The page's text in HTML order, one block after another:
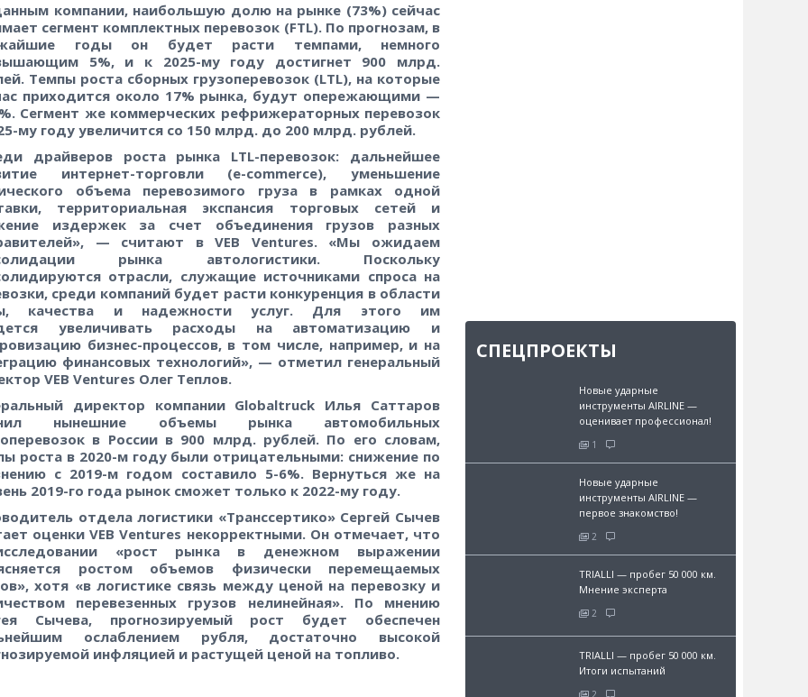
компании, наибольшую долю на рынке (73%) сейчас
сегмент комплектных перевозок (FTL). По прогнозам, в
годы он будет расти темпами, немного
5%, и к 2025-му году достигнет 900
млрд.
Темпы роста сборных грузоперевозок (LTL), на которые
приходится около 17% рынка, будут опережающими —
Сегмент же коммерческих рефрижераторных перевозок
му году увеличится со 150 млрд. до 200 млрд. рублей.
драйверов роста рынка LTL-перевозок: дальнейшее
интернет-торговли (e-commerce), уменьшение
объема перевозимого груза в рамках одной
территориальная экспансия торговых сетей и
издержек за счет объединения грузов разных
— считают в VEB
Ventures. «Мы ожидаем
рынка автологиcтики. Поскольку
отрасли, служащие источниками спроса на
среди компаний будет расти конкуренция в области
качества и надежности услуг. Для этого им
увеличивать расходы на автоматизацию и
бизнес-процессов, в том числе, например, и на
финансовых технологий», — отметил генеральный
VEB Ventures Олег Теплов.
директор компании Globaltruck Илья Саттаров
нынешние объемы рынка автомобильных
в России в 900 млрд. рублей. По его словам,
роста в 2020-м году были отрицательными: снижение по
с 2019-м годом составило 5-6%. Вернуться же на
2019-го года рынок сможет только к 2022-му году.
отдела логистики «Транссертико» Сергей Сычев
оценки VEB Ventures некорректными. Он отмечает, что
«рост рынка в денежном выражении
ростом объемов физически перемещаемых
хотя «в логистике связь между ценой на перевозку и
перевезенных грузов нелинейная». По мнению
Сычева, прогнозируемый рост будет обеспечен
ослаблением рубля, достаточно высокой
инфляцией и растущей ценой на топливо.
СПЕЦПРОЕКТЫ
Новые ударные
инструменты AIRLINE —
оценивает профессионал!
1
Новые ударные
инструменты AIRLINE —
первое знакомство!
2
TRIALLI — пробег 50 000 км.
Мнение эксперта
2
TRIALLI — пробег 50 000 км.
Итоги испытаний
2